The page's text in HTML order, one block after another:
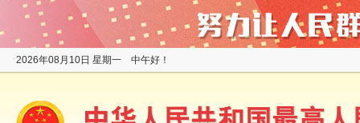
2026年08月10日 星期一 中午好！